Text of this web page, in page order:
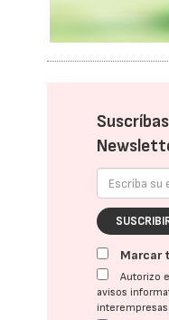
Marcar
Autorizo
avisos